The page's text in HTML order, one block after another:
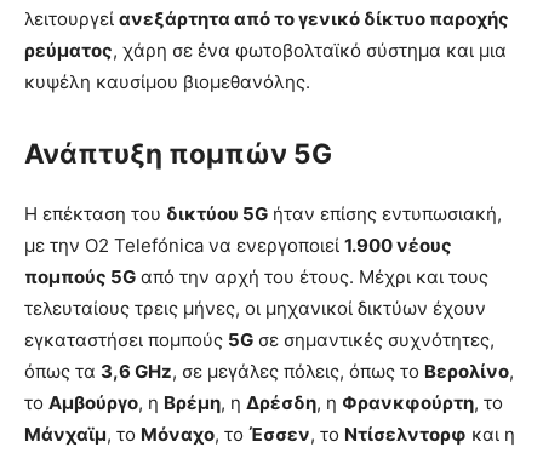
λειτουργεί ανεξάρτητα από το γενικό δίκτυο παροχής
ρεύματος, χάρη σε ένα φωτοβολταϊκό σύστημα και μια
κυψέλη καυσίμου βιομεθανόλης.
Ανάπτυξη πομπών 5G
Η επέκταση του δικτύου 5G ήταν επίσης εντυπωσιακή,
με την O2 Telefónica να ενεργοποιεί 1.900 νέους
πομπούς 5G από την αρχή του έτους. Μέχρι και τους
τελευταίους τρεις μήνες, οι μηχανικοί δικτύων έχουν
εγκαταστήσει πομπούς 5G σε σημαντικές συχνότητες,
όπως τα 3,6 GHz, σε μεγάλες πόλεις, όπως το Βερολίνο,
το Αμβούργο, η Βρέμη, η Δρέσδη, η Φρανκφούρτη, το
Μάνχαϊμ, το Μόναχο, το Έσσεν, το Ντίσελντορφ και η